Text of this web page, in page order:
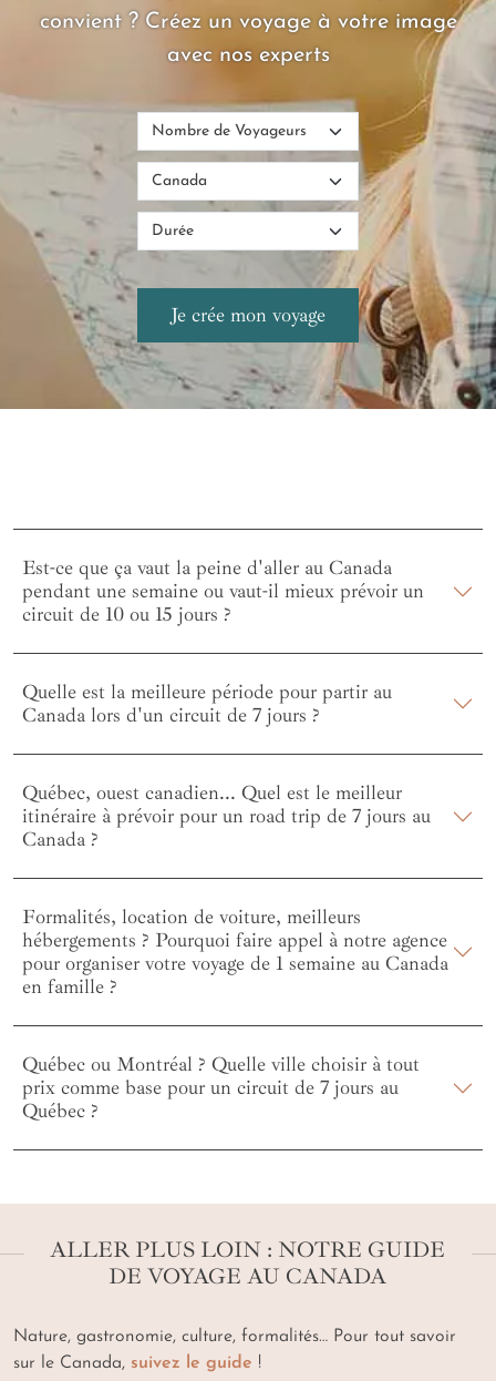
convient ? Créez un voyage à votre image
avec nos experts
Est-ce que ça vaut la peine d'aller au Canada
pendant une semaine ou vaut-il mieux prévoir un
circuit de 10 ou 15 jours ?
Quelle est la meilleure période pour partir au
Canada lors d'un circuit de 7 jours ?
Québec, ouest canadien... Quel est le meilleur
itinéraire à prévoir pour un road trip de 7 jours au
Canada ?
Formalités, location de voiture, meilleurs
hébergements ? Pourquoi faire appel à notre agence
pour organiser votre voyage de 1 semaine au Canada
en famille ?
Québec ou Montréal ? Quelle ville choisir à tout
prix comme base pour un circuit de 7 jours au
Québec ?
ALLER PLUS LOIN : NOTRE GUIDE
DE VOYAGE AU CANADA
Nature, gastronomie, culture, formalités… Pour tout savoir
sur le Canada, suivez le guide !